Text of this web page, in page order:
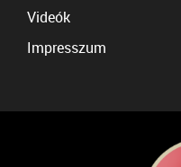
Videók
Impresszum